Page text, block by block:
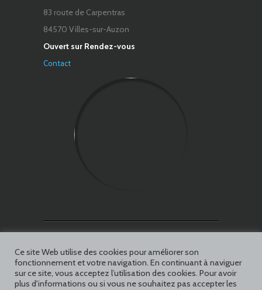
83 route de Carpentras
84570 Villes-sur-Auzon
Ouvert sur Rendez-vous
Contact
Ce site Web utilise des cookies pour améliorer son
fonctionnement et votre navigation. En continuant à naviguer
sur ce site, vous acceptez l’utilisation des cookies. Pour avoir
plus d'informations ou si vous ne souhaitez pas accepter les